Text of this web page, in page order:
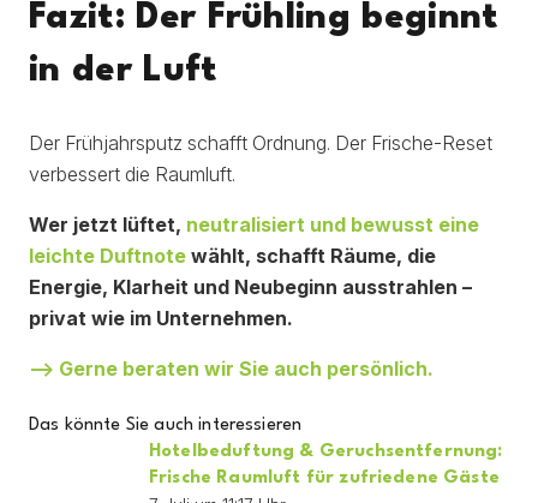
Fazit: Der Frühling beginnt
in der Luft
Der Frühjahrsputz schafft Ordnung. Der Frische-Reset
verbessert die Raumluft.
Wer jetzt lüftet, neutralisiert und bewusst eine
leichte Duftnote wählt, schafft Räume, die
Energie, Klarheit und Neubeginn ausstrahlen –
privat wie im Unternehmen.
–> Gerne beraten wir Sie auch persönlich.
Das könnte Sie auch interessieren
Hotelbeduftung & Geruchsentfernung:
Frische Raumluft für zufriedene Gäste